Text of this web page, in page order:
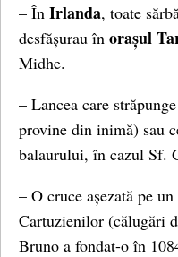
– În Irlanda, toate
desfășurau în orașul
Midhe.
– Lancea care
provine din inimă) sau
balaurului, în cazul Sf.
– O cruce așezată pe
Cartuzienilor (călugări
Bruno a fondat-o în